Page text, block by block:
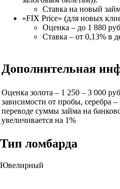
Ставка на новый
«FIX Price» (для новых
Оценка – до 1 880
Ставка – от 0,13% в
Дополнительная
Оценка золота – 1 250 – 3 000
зависимости от пробы, серебра
переводе суммы займа на
увеличивается на 1%
Тип ломбарда
Ювелирный